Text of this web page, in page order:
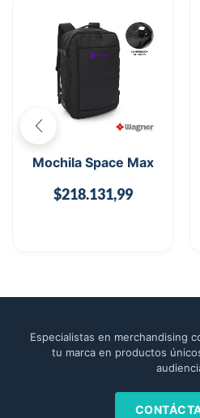
Mochila Space Max
$218.131,99
Especialistas en merchandising
tu marca en productos